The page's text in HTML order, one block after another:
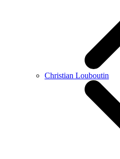
Christian Louboutin